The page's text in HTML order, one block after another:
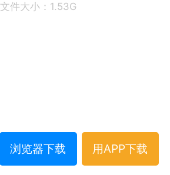
文件大小：1.53G
浏览器下载 用APP下载